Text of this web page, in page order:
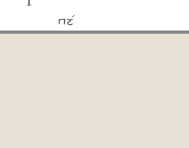
ㄇㄛ
ˊ